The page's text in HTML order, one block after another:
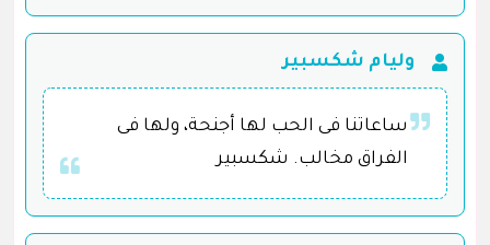
وليام شكسبير
ساعاتنا فى الحب لها أجنحة، ولها فى
الفراق مخالب. شكسبير